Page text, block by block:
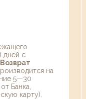
дней с
Возврат
на
5—30
Банка,
карту).